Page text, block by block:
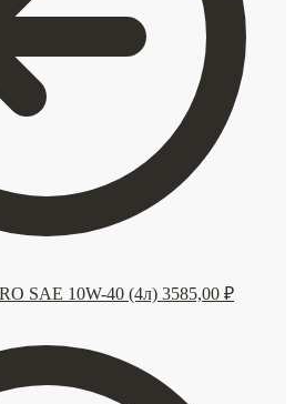
SAE 10W-40 (4л) 3585,00 ₽